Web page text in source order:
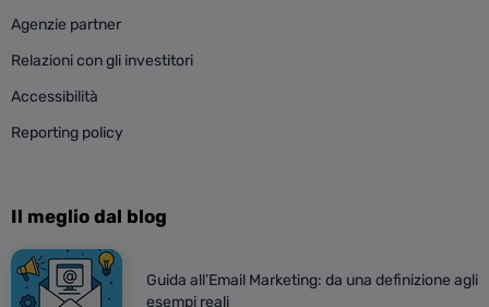
Agenzie partner
Relazioni con gli investitori
Accessibilità
Reporting policy
Il meglio dal blog
Guida all’Email Marketing: da una definizione agli
esempi reali